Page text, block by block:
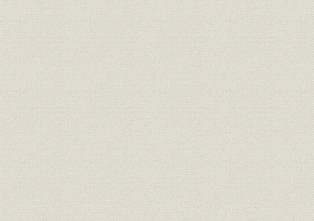
財務・業績
営業成績累年比較、利益金処分
率、利益金処分
明治37年
投資;資産 田畑投資累年比較 明治37年
投資;資産 田畑投資累年比較 明治37年
投資;財務・業績 田畑投資ト収益、同上百分比 昭和3年度
投資;財務・業績 田畑投資ト収益 昭和3年度
投資;財務・業績 田畑管轄店別 昭和3年度